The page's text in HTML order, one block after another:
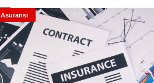
Asuransi